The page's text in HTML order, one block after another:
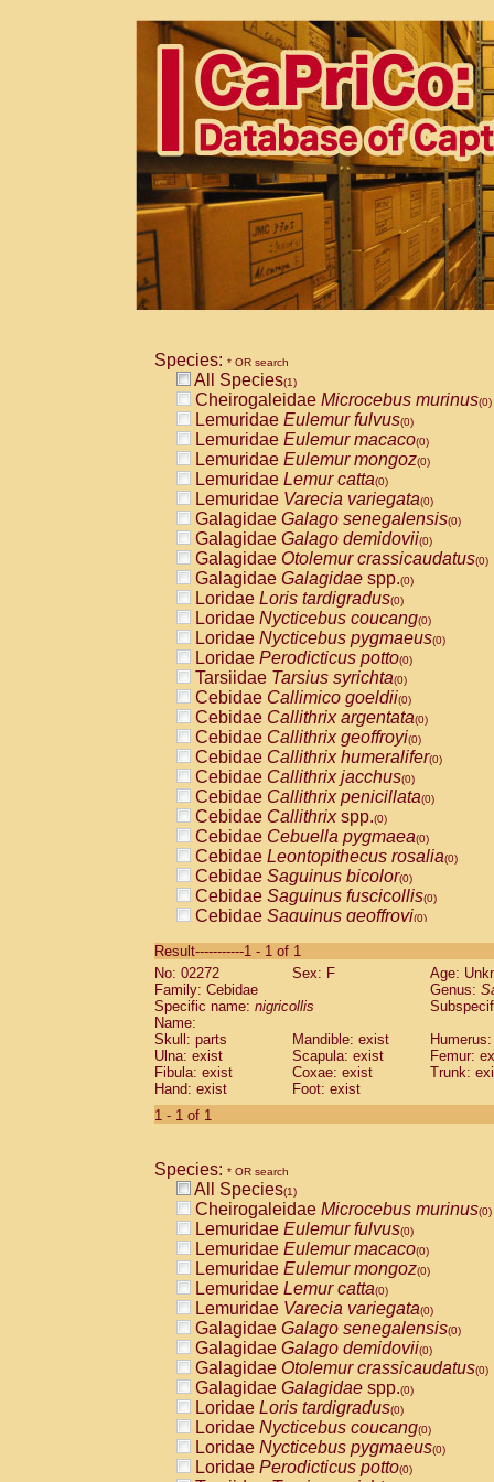
Species: * OR search
All Species(1)
Cheirogaleidae Microcebus murinus(0)
Lemuridae Eulemur fulvus(0)
Lemuridae Eulemur macaco(0)
Lemuridae Eulemur mongoz(0)
Lemuridae Lemur catta(0)
Lemuridae Varecia variegata(0)
Galagidae Galago senegalensis(0)
Galagidae Galago demidovii(0)
Galagidae Otolemur crassicaudatus(0)
Galagidae Galagidae spp.(0)
Loridae Loris tardigradus(0)
Loridae Nycticebus coucang(0)
Loridae Nycticebus pygmaeus(0)
Loridae Perodicticus potto(0)
Tarsiidae Tarsius syrichta(0)
Cebidae Callimico goeldii(0)
Cebidae Callithrix argentata(0)
Cebidae Callithrix geoffroyi(0)
Cebidae Callithrix humeralifer(0)
Cebidae Callithrix jacchus(0)
Cebidae Callithrix penicillata(0)
Cebidae Callithrixspp.(0)
Cebidae Cebuella pygmaea(0)
Cebidae Leontopithecus rosalia(0)
Cebidae Saguinus bicolor(0)
Cebidae Saguinus fuscicollis(0)
Cebidae Saguinus geoffroyi(0)
CebidaeSaguinus labiatus(0)
Cebidae Saguinus leucopus (0)
Cebidae
CebidaeSaguinus mystax
Cebidae Saguinus nigricollis (1)
Cebidae Saguinus oedipus
Cebidae Saguinus weddelli
Cebidae Saguinusspp.
Cebidae
CebidaeCebus capucinus
CebidaeCebus nigrivittatus
CebidaeCebus spp.(0)
CebidaeSaimiri boliviensis(0)
CebidaeSaimiri sciureus(0)
AtelidaeAlouatta caraya(0)
AtelidaeAlouatta fusca(0)
AtelidaeAlouatta seniculus(0)
AtelidaeAlouattaspp.(0)
AtelidaeAteles belzebuth(0)
AtelidaeAteles geoffroyi(0)
AtelidaeAteles paniscus(0)
AtelidaeAtelesspp.(0)
AtelidaeLagothrix lagothricha(0)
AtelidaeLagothrix lagothricha cana
PitheciidaeCacajao calvus
Result-----------1 - 1 of 1
No: 02272
Sex: F
Age:
Family: Cebidae
Genus:
Specific name: nigricollis
Name:
Skull: parts
Mandible: exist
Ulna: exist
Scapula: exist
Femur:
Fibula: exist
Coxae: exist
Trunk:
Hand: exist
Foot: exist
1 - 1 of 1
Species: * OR search
All Species(1)
Cheirogaleidae Microcebus murinus(0)
Lemuridae Eulemur fulvus(0)
Lemuridae Eulemur macaco(0)
Lemuridae Eulemur mongoz(0)
Lemuridae Lemur catta(0)
Lemuridae Varecia variegata(0)
Galagidae Galago senegalensis(0)
Galagidae Galago demidovii(0)
Galagidae Otolemur crassicaudatus(0)
Galagidae Galagidae spp.(0)
Loridae Loris tardigradus(0)
Loridae Nycticebus coucang(0)
Loridae Nycticebus pygmaeus(0)
Loridae Perodicticus potto(0)